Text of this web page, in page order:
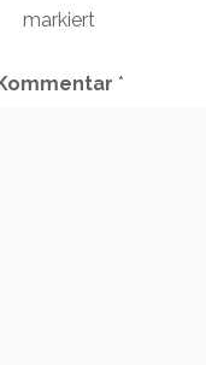
markiert
Kommentar *